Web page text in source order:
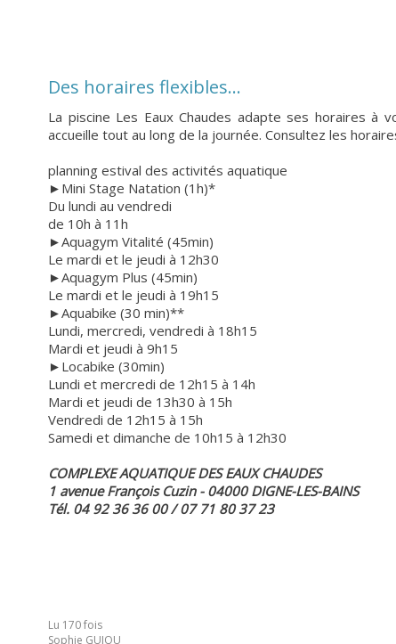
Des horaires flexibles...
La piscine Les Eaux Chaudes adapte ses horaires à
accueille tout au long de la journée. Consultez les
planning estival des activités aquatique
►Mini Stage Natation (1h)*
Du lundi au vendredi
de 10h à 11h
►Aquagym Vitalité (45min)
Le mardi et le jeudi à 12h30
►Aquagym Plus (45min)
Le mardi et le jeudi à 19h15
►Aquabike (30 min)**
Lundi, mercredi, vendredi à 18h15
Mardi et jeudi à 9h15
►Locabike (30min)
Lundi et mercredi de 12h15 à 14h
Mardi et jeudi de 13h30 à 15h
Vendredi de 12h15 à 15h
Samedi et dimanche de 10h15 à 12h30
COMPLEXE AQUATIQUE DES EAUX CHAUDES
1 avenue François Cuzin - 04000 DIGNE-LES-BAINS
Tél. 04 92 36 36 00 / 07 71 80 37 23
Lu 170 fois
Sophie GUIOU